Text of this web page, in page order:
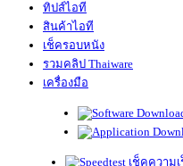
ทิปส์ไอที
สินค้าไอที
เช็ครอบหนัง
รวมคลิป Thaiware
เครื่องมือ
เช็คความเ